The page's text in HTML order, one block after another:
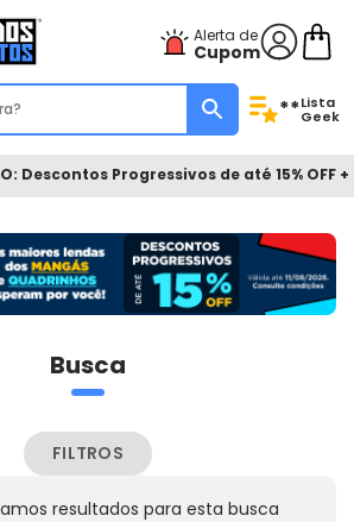
Alerta de
Cupom
**Lista
Geek
Descontos Progressivos de até 15% OFF
Busca
FILTROS
resultados para esta busca